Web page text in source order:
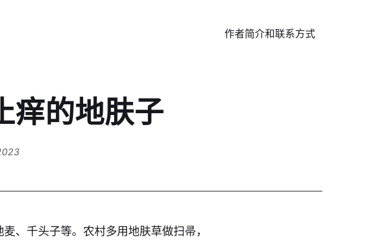
作者简介和联系方式
痒的地肤子
、千头子等。农村多用地肤草做扫帚，